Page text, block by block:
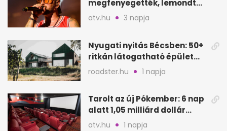
megfenyegették, lemondta
a sepsiszentgyörgyi
atv.hu 3 napja
Nyugati nyitás Bécsben: 50+
ritkán látogatható épület
nyílik meg
roadster.hu 1 napja
Tarolt az új Pókember: 6 nap
alatt 1,05 milliárd dollár
bevétel
atv.hu 1 napja